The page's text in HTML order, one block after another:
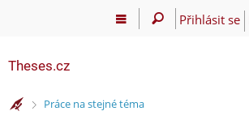
Přihlásit se
Theses.cz
>Práce na stejné téma